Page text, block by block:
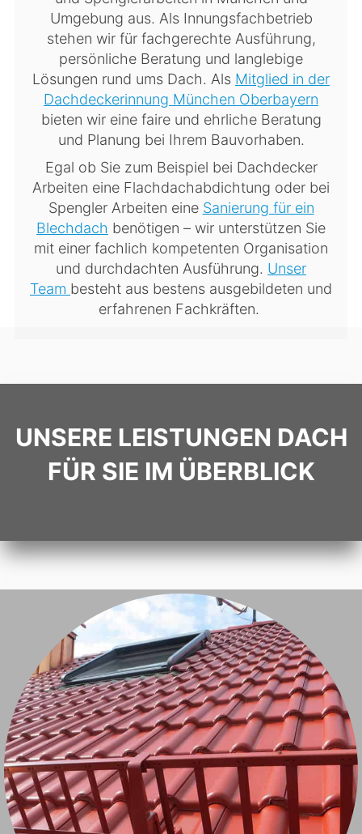
Umgebung aus. Als Innungsfachbetrieb
stehen wir für fachgerechte Ausführung,
persönliche Beratung und langlebige
Lösungen rund ums Dach. Als Mitglied in der
Dachdeckerinnung München Oberbayern
bieten wir eine faire und ehrliche Beratung
und Planung bei Ihrem Bauvorhaben.
Egal ob Sie zum Beispiel bei Dachdecker
Arbeiten eine Flachdachabdichtung oder bei
Spengler Arbeiten eine Sanierung für ein
Blechdach benötigen – wir unterstützen Sie
mit einer fachlich kompetenten Organisation
und durchdachten Ausführung. Unser
Team besteht aus bestens ausgebildeten und
erfahrenen Fachkräften.
UNSERE LEISTUNGEN DACH
FÜR SIE IM ÜBERBLICK